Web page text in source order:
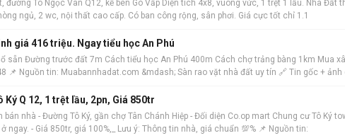
Tô Ngọc Vân Q12, kế bên Gò Vấp Diện tích 4x8, vuông vức, 1 trệt 1 lầu. Nhà Đất
ngủ, 2 wc, nội thất cao cấp. Có ban công rộng, sân phơi. Giá cực tốt chỉ 1.1
giá 416 triệu. Ngay tiểu học An Phú
sẵn Đường trước đất 7m Cách tiểu học An Phú 400m Cách chợ trảng bàng 1km Mua
📌 Nguồn tin: Muabannhadat.com &mdash; Sàn rao vặt nhà đất uy tín 🔗 Tin gốc + ảnh
Chủ cần vốn gửi bán nhà Đường Tô Ký Q 12, 1 trệt lầu, 2pn, Giá 850tr
nhà - Đường Tô Ký, gần chợ Tân Chánh Hiệp - Đối diện Co.op mart Chung cư Tô Ký
ngay. - Giá 850tr, giá 100%,_ Lưu ý: Thông tin nhà, giá chuẩn 💯% 📌 Nguồn tin: